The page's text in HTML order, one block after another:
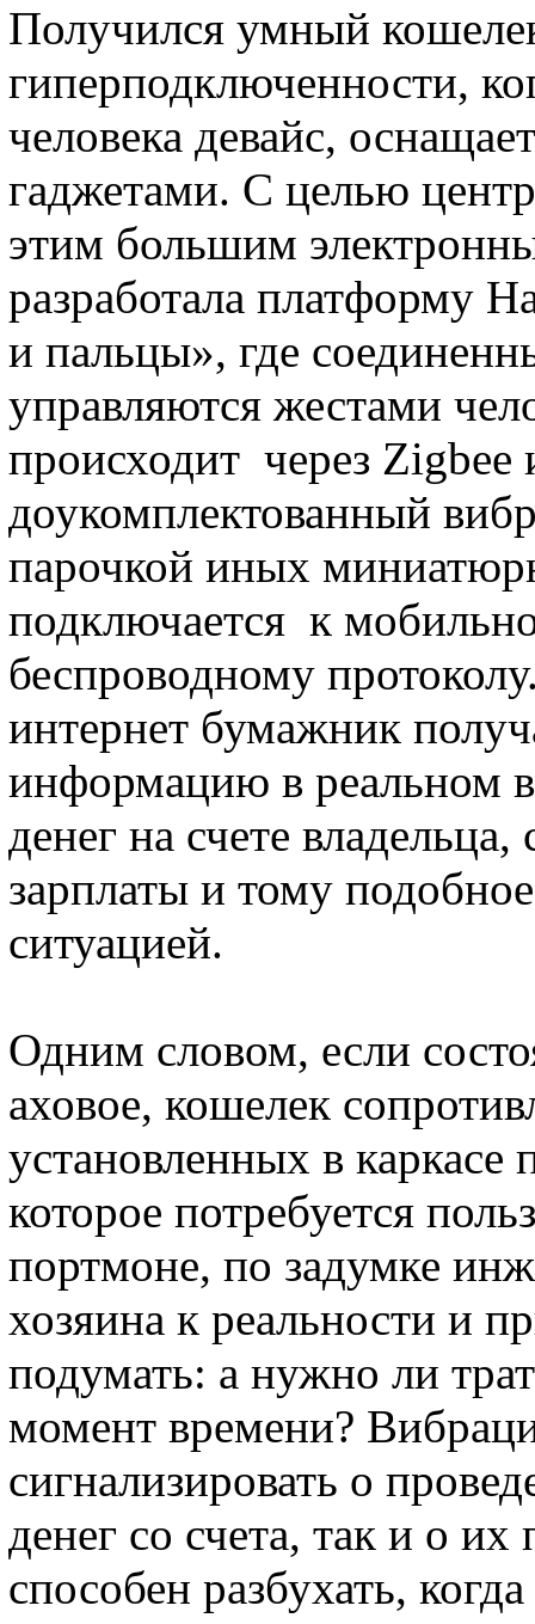
Получился умный
гиперподключенности,
человека девайс,
гаджетами. С целью
этим большим
разработала платформу
и пальцы», где
управляются жестами
происходит через
доукомплектованный
парочкой иных
подключается к
беспроводному
интернет бумажник
информацию в реальном
денег на счете
зарплаты и тому
ситуацией.
Одним словом, если
аховое, кошелек
установленных в каркасе
которое потребуется
портмоне, по задумке
хозяина к реальности и
подумать: а нужно ли
момент времени?
сигнализировать о
денег со счета, так и о
способен разбухать,